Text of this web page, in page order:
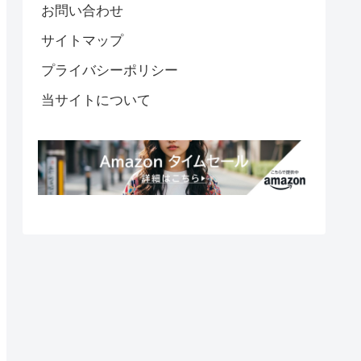
お問い合わせ
サイトマップ
プライバシーポリシー
当サイトについて